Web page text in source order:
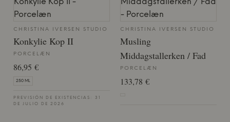
CHRISTINA IVERSEN STUDIO
Konkylie Kop II
PORCELÆN
86,95 €
250 ML
PREVISIÓN DE EXISTENCIAS: 31
DE JULIO DE 2026
CHRISTINA IVERSEN STUDIO
Musling
Middagstallerken / Fad
PORCELÆN
133,78 €